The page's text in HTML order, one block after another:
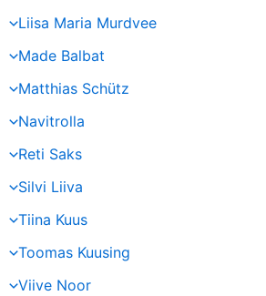
Liisa Maria Murdvee
Made Balbat
Matthias Schütz
Navitrolla
Reti Saks
Silvi Liiva
Tiina Kuus
Toomas Kuusing
Viive Noor